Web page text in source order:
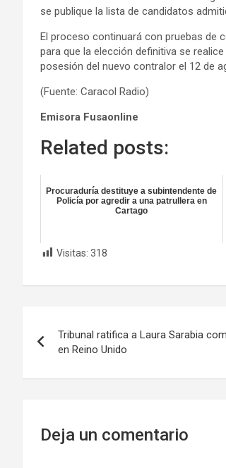
se publique la lista de candidatos
El proceso continuará con pruebas de
para que la elección definitiva se
posesión del nuevo contralor el 12 de
(Fuente: Caracol Radio)
Emisora Fusaonline
Related posts:
Procuraduría destituye a subintendente de
Policía por agredir a una patrullera en
Cartago
Visitas: 318
de
entradas
Tribunal ratifica a Laura Sarabia
en Reino Unido
Deja un comentario